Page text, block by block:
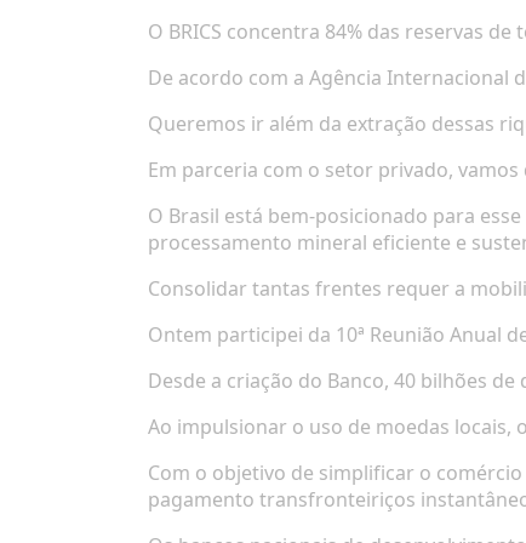
O BRICS concentra 84% das reservas
De acordo com a Agência Internacional
Queremos ir além da extração dessas
Em parceria com o setor privado,
O Brasil está bem-posicionado para
processamento mineral eficiente e
Consolidar tantas frentes requer a
Ontem participei da 10ª Reunião Anual
Desde a criação do Banco, 40 bilhões
Ao impulsionar o uso de moedas
Com o objetivo de simplificar o
pagamento transfronteiriços